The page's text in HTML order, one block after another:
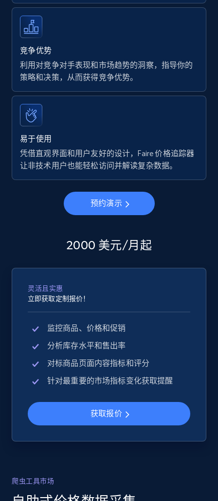
竞争优势
利用对竞争对手表现和市场趋势的洞察，指导你的
策略和决策，从而获得竞争优势。
易于使用
凭借直观界面和用户友好的设计，Faire 价格追踪器
让非技术用户也能轻松访问并解读复杂数据。
预约演示
2000 美元/月起
灵活且实惠
立即获取定制报价！
监控商品、价格和促销
分析库存水平和售出率
对标商品页面内容指标和评分
针对最重要的市场指标变化获取提醒
获取报价
爬虫工具市场